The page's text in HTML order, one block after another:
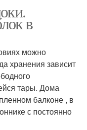
в
можно
хранения зависит
тары. Дома
балконе , в
с постоянно